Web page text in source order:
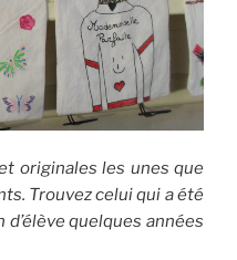
originales les unes que
Trouvez celui qui a été
quelques années